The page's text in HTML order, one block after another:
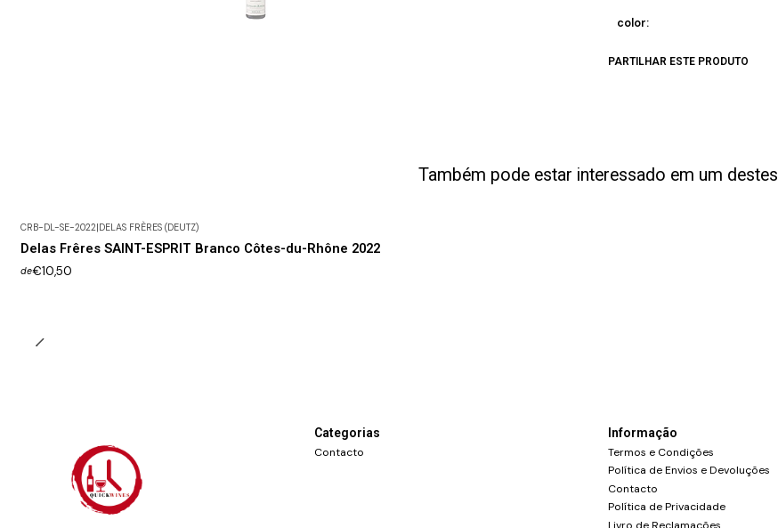
color:
PARTILHAR ESTE PRODUTO
Também pode estar interessado em um destes
CRB-DL-SE-2022|DELAS FRÈRES (DEUTZ)
Delas Frêres SAINT-ESPRIT Branco Côtes-du-Rhône 2022
de€10,50
Categorias
Contacto
Informação
Termos e Condições
Política de Envios e Devoluções
Contacto
Política de Privacidade